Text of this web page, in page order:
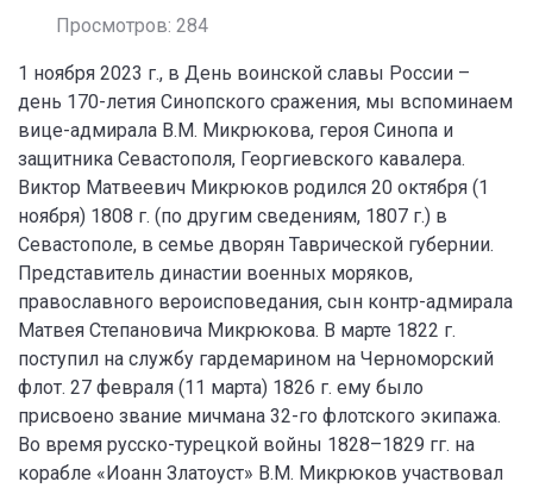
Просмотров: 284
1 ноября 2023 г., в День воинской славы России –
день 170-летия Синопского сражения, мы вспоминаем
вице-адмирала В.М. Микрюкова, героя Синопа и
защитника Севастополя, Георгиевского кавалера.
Виктор Матвеевич Микрюков родился 20 октября (1
ноября) 1808 г. (по другим сведениям, 1807 г.) в
Севастополе, в семье дворян Таврической губернии.
Представитель династии военных моряков,
православного вероисповедания, сын контр-адмирала
Матвея Степановича Микрюкова. В марте 1822 г.
поступил на службу гардемарином на Черноморский
флот. 27 февраля (11 марта) 1826 г. ему было
присвоено звание мичмана 32-го флотского экипажа.
Во время русско-турецкой войны 1828–1829 гг. на
корабле «Иоанн Златоуст» В.М. Микрюков участвовал